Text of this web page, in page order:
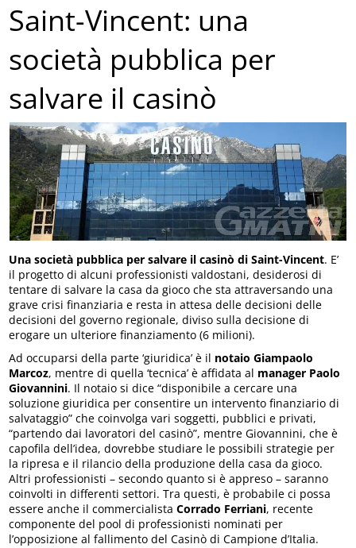
Saint-Vincent: una
società pubblica per
salvare il casinò
Una società pubblica per salvare il casinò di Saint-Vincent. E’
il progetto di alcuni professionisti valdostani, desiderosi di
tentare di salvare la casa da gioco che sta attraversando una
grave crisi finanziaria e resta in attesa delle decisioni delle
decisioni del governo regionale, diviso sulla decisione di
erogare un ulteriore finanziamento (6 milioni).
Ad occuparsi della parte ‘giuridica’ è il notaio Giampaolo
Marcoz, mentre di quella ‘tecnica’ è affidata al manager Paolo
Giovannini. Il notaio si dice “disponibile a cercare una
soluzione giuridica per consentire un intervento finanziario di
salvataggio” che coinvolga vari soggetti, pubblici e privati,
“partendo dai lavoratori del casinò”, mentre Giovannini, che è
capofila dell’idea, dovrebbe studiare le possibili strategie per
la ripresa e il rilancio della produzione della casa da gioco.
Altri professionisti – secondo quanto si è appreso – saranno
coinvolti in differenti settori. Tra questi, è probabile ci possa
essere anche il commercialistaCorrado Ferriani, recente
componente del pool di professionisti nominati per
l’opposizione al fallimento del Casinò di Campione d’Italia.